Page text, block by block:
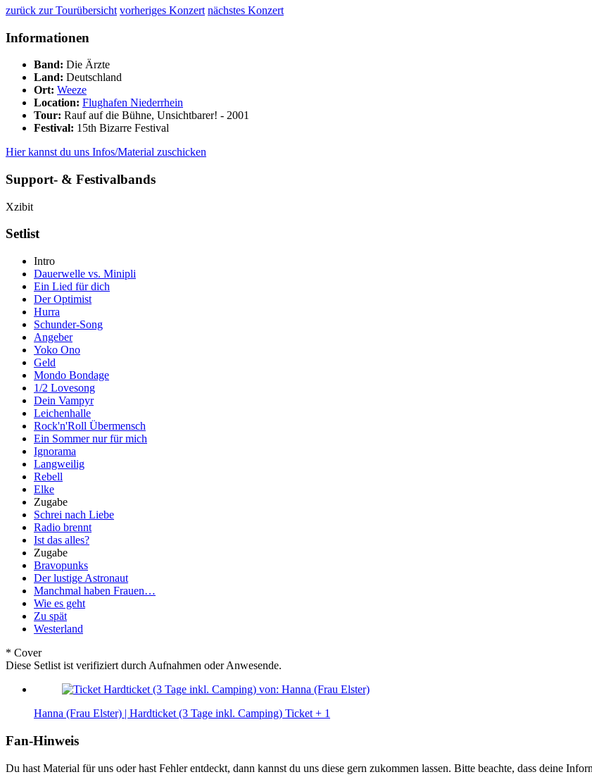
zurück zur Tourübersicht vorheriges Konzert nächstes Konzert
Informationen
Band: Die Ärzte
Land: Deutschland
Ort: Weeze
Location: Flughafen Niederrhein
Tour: Rauf auf die Bühne, Unsichtbarer! - 2001
Festival: 15th Bizarre Festival
Hier kannst du uns Infos/Material zuschicken
Support- & Festivalbands
Xzibit
Setlist
Intro
Dauerwelle vs. Minipli
Ein Lied für dich
Der Optimist
Hurra
Schunder-Song
Angeber
Yoko Ono
Geld
Mondo Bondage
1/2 Lovesong
Dein Vampyr
Leichenhalle
Rock'n'Roll Übermensch
Ein Sommer nur für mich
Ignorama
Langweilig
Rebell
Elke
Zugabe
Schrei nach Liebe
Radio brennt
Ist das alles?
Zugabe
Bravopunks
Der lustige Astronaut
Manchmal haben Frauen…
Wie es geht
Zu spät
Westerland
* Cover
Diese Setlist ist verifiziert durch Aufnahmen oder Anwesende.
Hanna (Frau Elster) | Hardticket (3 Tage inkl. Camping) Ticket + 1
Fan-Hinweis
Du hast Material für uns oder hast Fehler entdeckt, dann kannst du uns diese gern zukommen lassen. Bitte beachte, dass deine